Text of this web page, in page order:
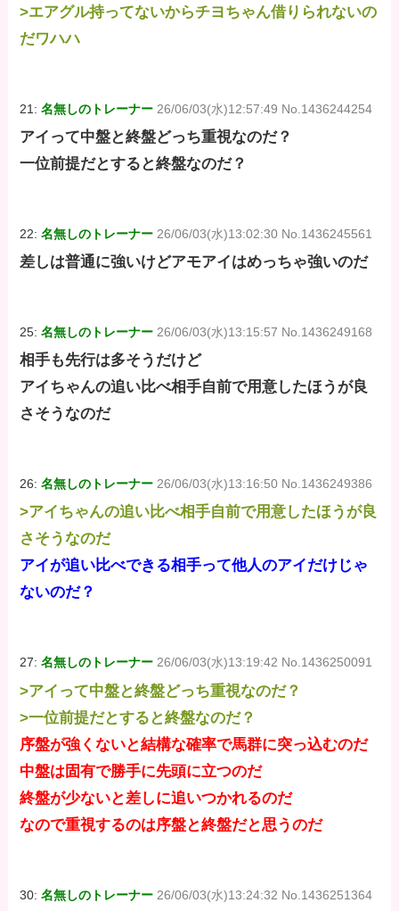
>エアグル持ってないからチヨちゃん借りられないの
だワハハ
21:名無しのトレーナー 26/06/03(水)12:57:49 No.1436244254
アイって中盤と終盤どっち重視なのだ？
一位前提だとすると終盤なのだ？
22:名無しのトレーナー 26/06/03(水)13:02:30 No.1436245561
差しは普通に強いけどアモアイはめっちゃ強いのだ
25:名無しのトレーナー 26/06/03(水)13:15:57 No.1436249168
相手も先行は多そうだけど
アイちゃんの追い比べ相手自前で用意したほうが良
さそうなのだ
26:名無しのトレーナー 26/06/03(水)13:16:50 No.1436249386
>アイちゃんの追い比べ相手自前で用意したほうが良
さそうなのだ
アイが追い比べできる相手って他人のアイだけじゃ
ないのだ？
27:名無しのトレーナー 26/06/03(水)13:19:42 No.1436250091
>アイって中盤と終盤どっち重視なのだ？
>一位前提だとすると終盤なのだ？
序盤が強くないと結構な確率で馬群に突っ込むのだ
中盤は固有で勝手に先頭に立つのだ
終盤が少ないと差しに追いつかれるのだ
なので重視するのは序盤と終盤だと思うのだ
30:名無しのトレーナー 26/06/03(水)13:24:32 No.1436251364